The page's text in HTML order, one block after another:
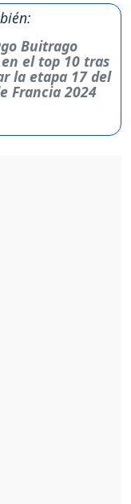
Buitrago
el top 10 tras
la etapa 17 del
Francia 2024